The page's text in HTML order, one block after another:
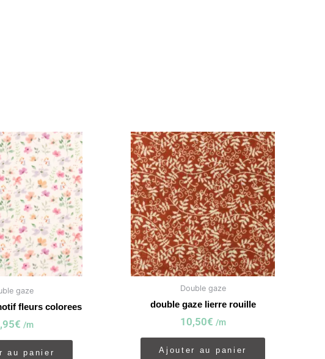
gaze
fleurs colorees
€ /m
au panier
Double gaze
double gaze lierre rouille
10,50€ /m
Ajouter au panier